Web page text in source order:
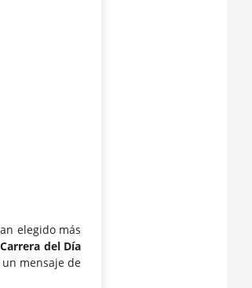
elegido más
del Día
mensaje de